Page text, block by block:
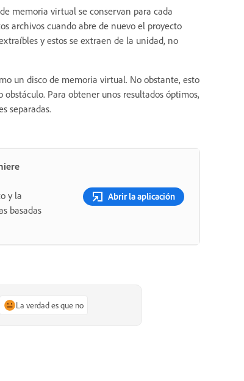
memoria virtual se conservan para cada
archivos cuando abre de nuevo el proyecto
y estos se extraen de la unidad, no
un disco de memoria virtual. No obstante, esto
Para obtener unos resultados óptimos,
separadas.
y la
basadas
Abrir la aplicación
La verdad es que no